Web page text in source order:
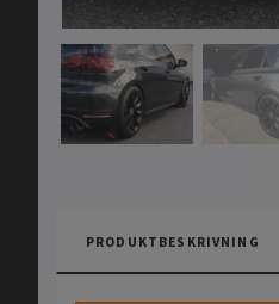
PRODUKTBESKRIVNING